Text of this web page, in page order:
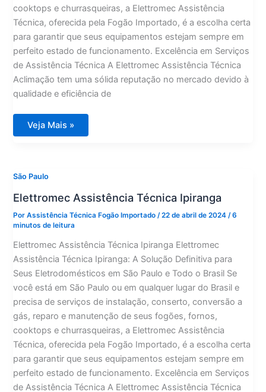
cooktops e churrasqueiras, a Elettromec Assistência
Técnica, oferecida pela Fogão Importado, é a escolha certa
para garantir que seus equipamentos estejam sempre em
perfeito estado de funcionamento. Excelência em Serviços
de Assistência Técnica A Elettromec Assistência Técnica
Aclimação tem uma sólida reputação no mercado devido à
qualidade e eficiência de
Elettromec
Assistência
Veja Mais »
São Paulo
Elettromec Assistência Técnica Ipiranga
PorAssistência Técnica Fogão Importado /22 de abril de 2024 /6
minutos de leitura
Elettromec Assistência Técnica Ipiranga Elettromec
Assistência Técnica Ipiranga: A Solução Definitiva para
Seus Eletrodomésticos em São Paulo e Todo o Brasil Se
você está em São Paulo ou em qualquer lugar do Brasil e
precisa de serviços de instalação, conserto, conversão a
gás, reparo e manutenção de seus fogões, fornos,
cooktops e churrasqueiras, a Elettromec Assistência
Técnica, oferecida pela Fogão Importado, é a escolha certa
para garantir que seus equipamentos estejam sempre em
perfeito estado de funcionamento. Excelência em Serviços
de Assistência Técnica A Elettromec Assistência Técnica